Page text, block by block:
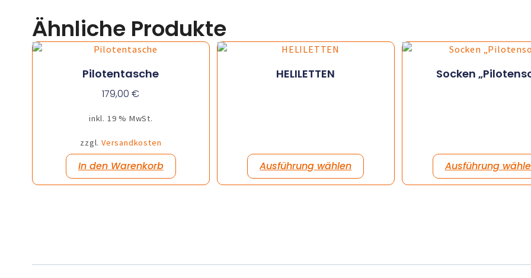
Ähnliche Produkte
Pilotentasche
179,00€
inkl. 19 % MwSt.
zzgl.Versandkosten
In den Warenkorb
HELILETTEN
Ausführung wählen
Socken
Ausführung